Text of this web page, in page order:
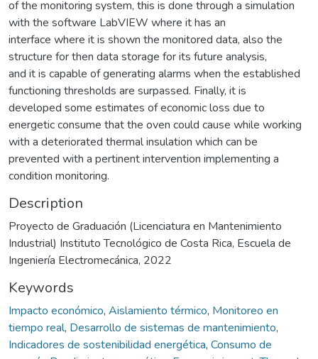
of the monitoring system, this is done through a simulation
with the software LabVIEW where it has an
interface where it is shown the monitored data, also the
structure for then data storage for its future analysis,
and it is capable of generating alarms when the established
functioning thresholds are surpassed. Finally, it is
developed some estimates of economic loss due to
energetic consume that the oven could cause while working
with a deteriorated thermal insulation which can be
prevented with a pertinent intervention implementing a
condition monitoring.
Description
Proyecto de Graduación (Licenciatura en Mantenimiento
Industrial) Instituto Tecnológico de Costa Rica, Escuela de
Ingeniería Electromecánica, 2022
Keywords
Impacto económico, Aislamiento térmico, Monitoreo en
tiempo real, Desarrollo de sistemas de mantenimiento,
Indicadores de sostenibilidad energética, Consumo de